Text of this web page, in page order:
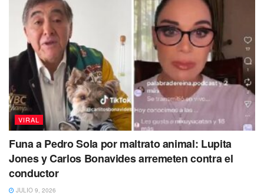
Hace unos minutos mi compañero de SSC
se enfrentó solo a 4 delincuentes que
estaban asaltando y agrediendo a las
personas que se encontraban en el lugar; le
dispararon, y al defenderse uno de los
agresores perdió la vida. Nuestro
compañero tiene todo el apoyo y
reconocimiento.
pic.twitter.com/49WkVdLSQ4
— Omar Garcia Harfuch (@OHarfuch)May
26, 2023
Mi bebé, mi bebé, me quitaron a mi
VIRAL
Funa a Pedro Sola por maltrato animal: Lupita
Jones y Carlos Bonavides arremeten contra el
conductor
JULIO 9, 2026